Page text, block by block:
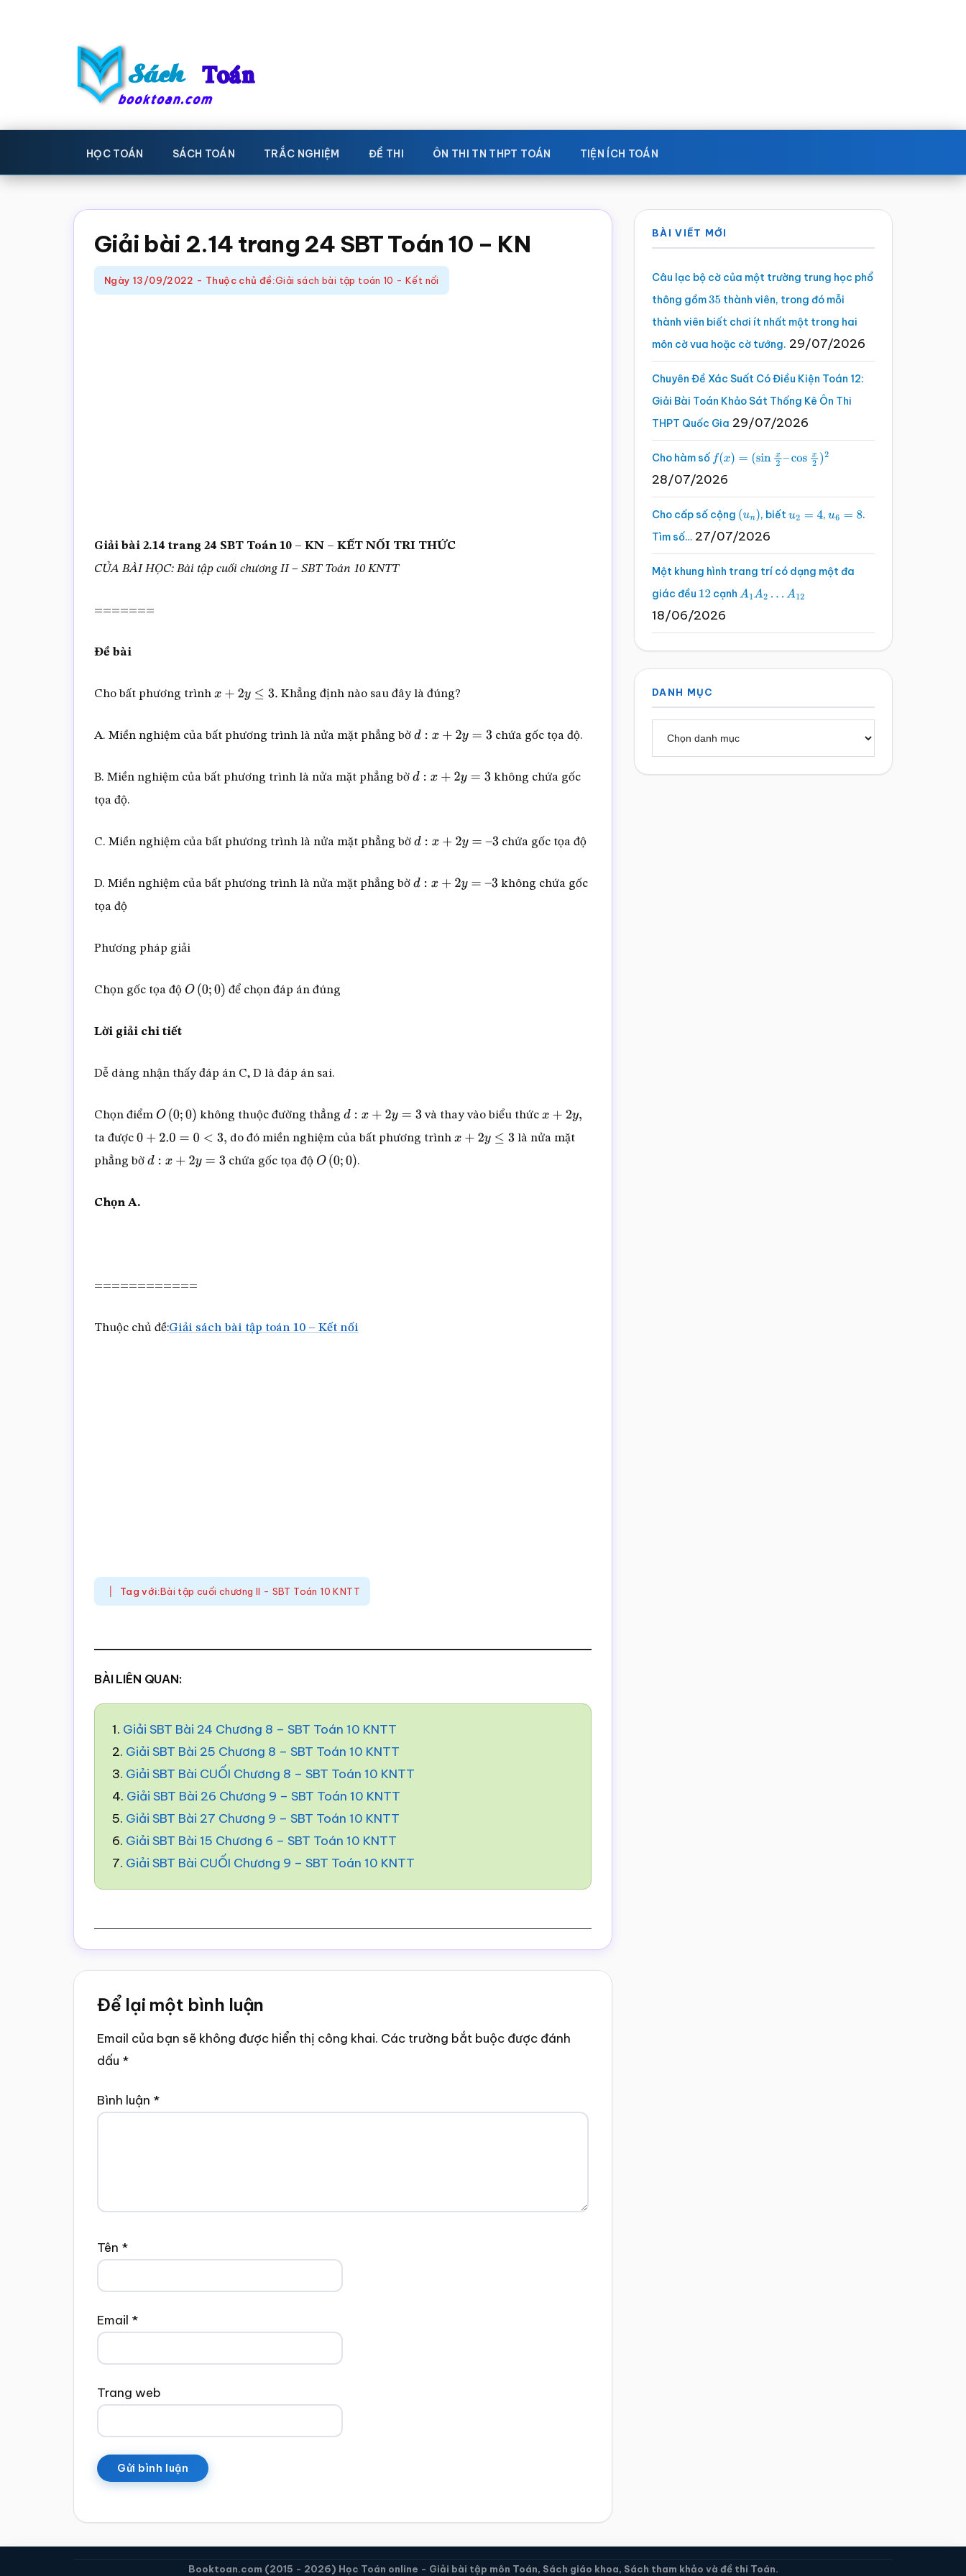
Sách
Toán
-
Học
toán
Học
toán,
toán,
Sách
HỌC TOÁN SÁCH TOÁN TRẮC NGHIỆM ĐỀ THI ÔN THI TN THPT TOÁN TIỆN ÍCH TOÁN
Giải bài 2.14 trang 24 SBT Toán 10 – KN
Ngày 13/09/2022 - Thuộc chủ đề:Giải sách bài tập toán 10 - Kết nối
Giải bài 2.14 trang 24 SBT Toán 10 – KN – KẾT NỐI TRI THỨC
CỦA BÀI HỌC: Bài tập cuối chương II – SBT Toán 10 KNTT
=======
Đề bài
Cho bất phương trình x+ 2 y≤3. Khẳng định nào sau đây là đúng?
A. Miền nghiệm của bất phương trình là nửa mặt phẳng bờ d x +2 y =3 chứa gốc tọa độ.
B. Miền nghiệm của bất phương trình là nửa mặt phẳng bờ d x +2 y =3
không chứa gốc
tọa độ.
C. Miền nghiệm của bất phương trình là nửa mặt phẳng bờ d x +2 y =–3 chứa gốc tọa độ
D. Miền nghiệm của bất phương trình là nửa mặt phẳng bờ d x +2 y =–3
không chứa gốc
tọa độ
Phương pháp giải
Chọn gốc tọa độ O 0;0 ) để chọn đáp án đúng
Lời giải chi tiết
Dễ dàng nhận thấy đáp án C, D là đáp án sai.
Chọn điểm O 0;0 ) không thuộc đường thẳngd x +2 y =3 và thay vào biểu thức x+ 2 y,
ta được 0 +2.0=0 <3, do đó miền nghiệm của bất phương trìnhx+ 2 y≤3
là nửa mặt
phẳng bờ d x +2 y =3 chứa gốc tọa độ O( 0;0 ) .
Chọn A.
============
Thuộc chủ đề:Giải sách bài tập toán 10 – Kết nối
Tag với:Bài tập cuối chương II - SBT Toán 10 KNTT
BÀI LIÊN QUAN:
1. Giải SBT Bài 24 Chương 8 – SBT Toán 10 KNTT
2. Giải SBT Bài 25 Chương 8 – SBT Toán 10 KNTT
3. Giải SBT Bài CUỐI Chương 8 – SBT Toán 10 KNTT
4. Giải SBT Bài 26 Chương 9 – SBT Toán 10 KNTT
5. Giải SBT Bài 27 Chương 9 – SBT Toán 10 KNTT
6. Giải SBT Bài 15 Chương 6 – SBT Toán 10 KNTT
7. Giải SBT Bài CUỐI Chương 9 – SBT Toán 10 KNTT
Reader
Interactions
Để lại một bình luận
Email của bạn sẽ không được hiển thị công khai. Các trường bắt buộc được đánh
dấu *
Bình luận *
Tên *
Email *
Trang web
Sidebar
chính
BÀI VIẾT MỚI
Câu lạc bộ cờ của một trường trung học phổ
thông gồm35 thành viên, trong đó mỗi
thành viên biết chơi ít nhất một trong hai
môn cờ vua hoặc cờ tướng. 29/07/2026
Chuyên Đề Xác Suất Có Điều Kiện Toán 12:
Giải Bài Toán Khảo Sát Thống Kê Ôn Thi
THPT Quốc Gia 29/07/2026
Cho hàm số f(x)=(sinx2 –cosx2 )2
28/07/2026
Cho cấp số cộng (un), biếtu2 =4 , u6 =8
.
Tìm số… 27/07/2026
Một khung hình trang trí có dạng một đa
giác đều 12 cạnh A1A2…A 12
18/06/2026
DANH MỤC
Booktoan.com (2015 - 2026) Học Toán online - Giải bài tập môn Toán, Sách giáo khoa, Sách tham khảo và đề thi Toán.